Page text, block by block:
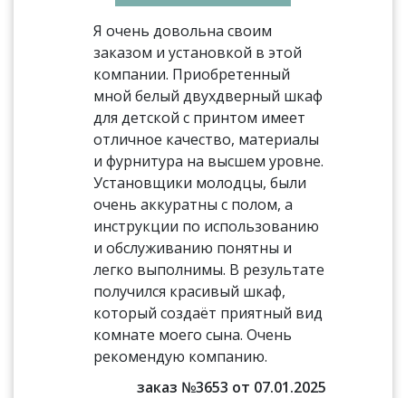
Я очень довольна своим
заказом и установкой в этой
компании. Приобретенный
мной белый двухдверный шкаф
для детской с принтом имеет
отличное качество, материалы
и фурнитура на высшем уровне.
Установщики молодцы, были
очень аккуратны с полом, а
инструкции по использованию
и обслуживанию понятны и
легко выполнимы. В результате
получился красивый шкаф,
который создаёт приятный вид
комнате моего сына. Очень
рекомендую компанию.
заказ №3653 от 07.01.2025